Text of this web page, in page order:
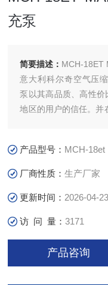
充泵
简要描述： MCH-18ET
意大利科尔奇空气压
泵以其高品质、高性
地区的用户的信任。并
高压空气压缩机，呼吸
产品型号： MCH-18et
厂商性质：生产厂家
更新时间： 2026-04-23
访 问 量：3171
产品咨询